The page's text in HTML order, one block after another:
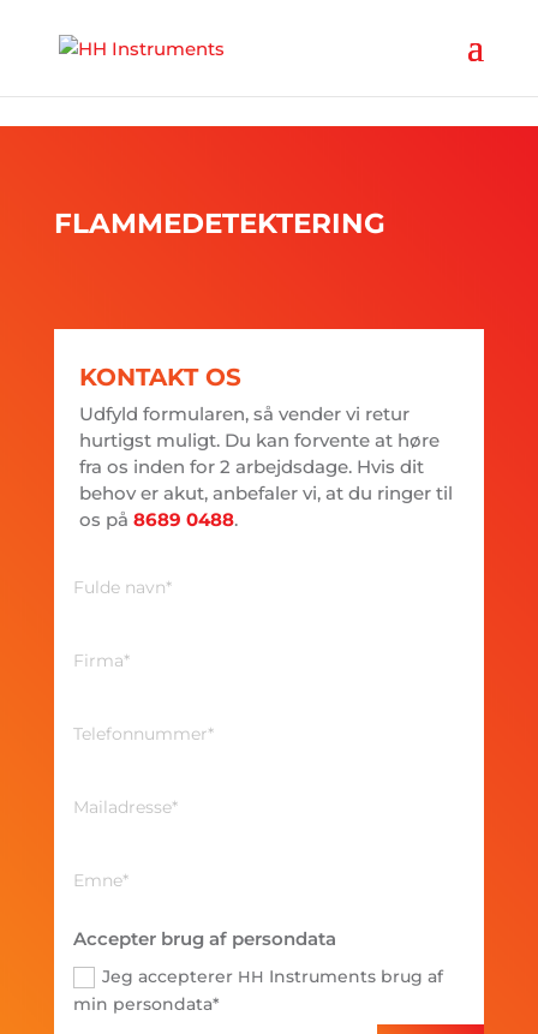
FLAMMEDETEKTERING
KONTAKT OS
Udfyld formularen, så vender vi retur
hurtigst muligt. Du kan forvente at høre
fra os inden for 2 arbejdsdage. Hvis dit
behov er akut, anbefaler vi, at du ringer til
os på 8689 0488.
Accepter brug af persondata
Jeg accepterer HH Instruments brug af
min persondata*